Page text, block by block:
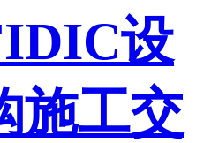
设
施工交